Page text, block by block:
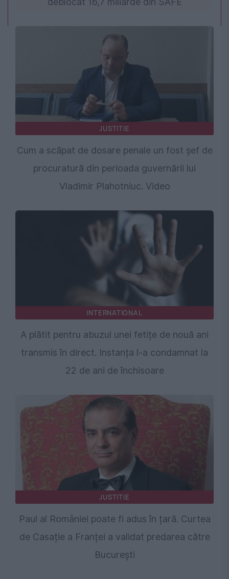
JUSTITIE
Cum a scăpat de dosare penale un fost şef de
procuratură din perioada guvernării lui
Vladimir Plahotniuc. Video
INTERNATIONAL
A plătit pentru abuzul unei fetițe de nouă ani
transmis în direct. Instanța l-a condamnat la
22 de ani de închisoare
JUSTITIE
Paul al României poate fi adus în țară. Curtea
de Casație a Franței a validat predarea către
București